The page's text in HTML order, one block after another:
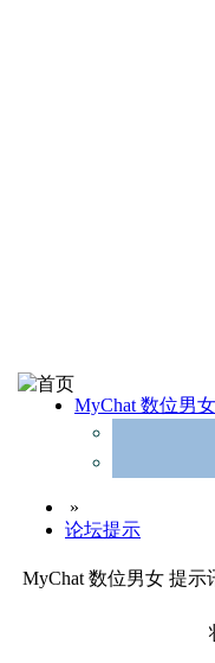
MyChat 数位男女
»
论坛提示
MyChat 数位男女 提示